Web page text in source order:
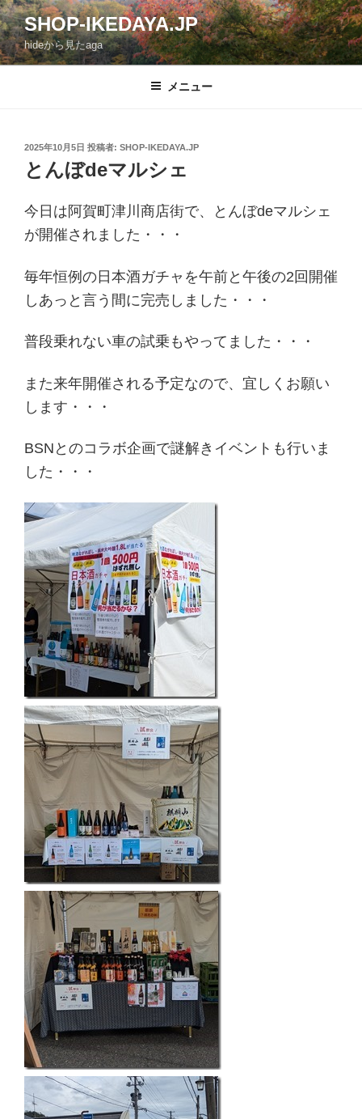
コ
ン
テ
ン
SHOP-IKEDAYA.JP
hideから見たaga
メニュー
投
稿
日:
2025年10月5日 投稿者: SHOP-IKEDAYA.JP
とんぼdeマルシェ
今日は阿賀町津川商店街で、とんぼdeマルシェ
が開催されました・・・
毎年恒例の日本酒ガチャを午前と午後の2回開催
しあっと言う間に完売しました・・・
普段乗れない車の試乗もやってました・・・
また来年開催される予定なので、宜しくお願い
します・・・
BSNとのコラボ企画で謎解きイベントも行いま
した・・・